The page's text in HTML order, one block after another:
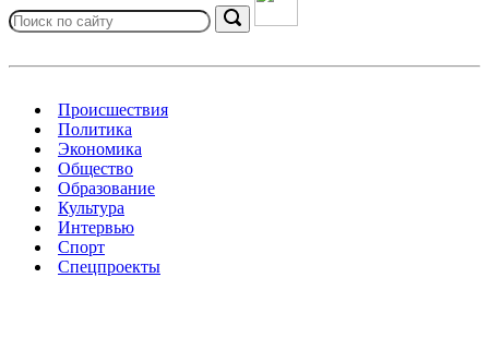
for:
Search
Происшествия
Политика
Экономика
Общество
Образование
Культура
Интервью
Спорт
Спецпроекты